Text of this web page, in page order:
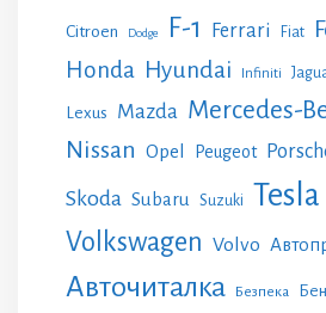
Citroen Dodge F-1 Ferrari Fiat
Honda Hyundai Infiniti
Lexus Mazda Mercedes-
Nissan Opel Peugeot
Skoda Subaru Suzuki Tesla
Volkswagen Volvo
Авточиталка Безпека